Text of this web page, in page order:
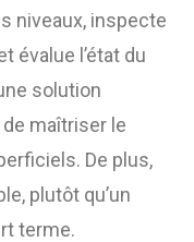
niveaux, inspecte
évalue l’état du
solution
maîtriser le
De plus,
plutôt qu’un
terme.